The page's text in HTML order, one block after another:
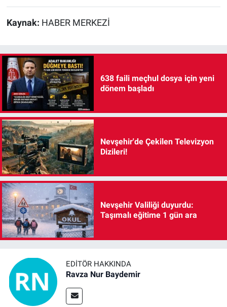
Kaynak: HABER MERKEZİ
638 faili meçhul dosya için yeni
dönem başladı
Nevşehir'de Çekilen Televizyon
Dizileri!
Nevşehir Valiliği duyurdu:
Taşımalı eğitime 1 gün ara
EDITÖR HAKKINDA
Ravza Nur Baydemir